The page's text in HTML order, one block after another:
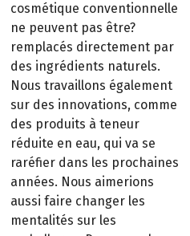
cosmétique conventionnelle
ne peuvent pas être?
remplacés directement par
des ingrédients naturels.
Nous travaillons également
sur des innovations, comme
des produits à teneur
réduite en eau, qui va se
raréfier dans les prochaines
années. Nous aimerions
aussi faire changer les
mentalités sur les